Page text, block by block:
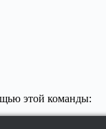
этой команды: